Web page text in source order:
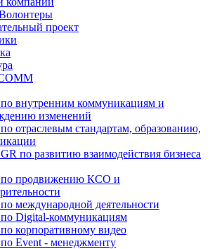
проект
внутренним коммуникациям и
изменений
отраслевым стандартам, образованию,
по развитию взаимодействия бизнеса
по продвижению КСО и
международной деятельности
Digital-коммуникациям
корпоративному видео
Event - менеджменту